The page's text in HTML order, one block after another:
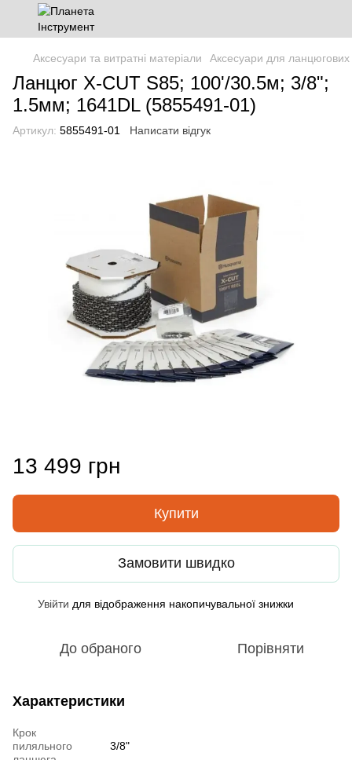
Аксесуари та витратні матеріали Аксесуари для
Ланцюг X-CUT S85; 100'/30.5м; 3/8";
1.5мм; 1641DL (5855491-01)
Артикул: 5855491-01 Написати відгук
13 499 грн
Купити
Замовити швидко
Увійти для відображення накопичувальної знижки
До обраного Порівняти
Характеристики
Крок
пиляльного
3/8"